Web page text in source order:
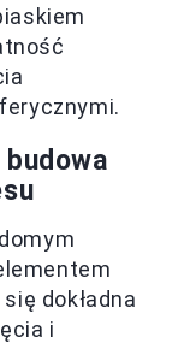
dokładna
i